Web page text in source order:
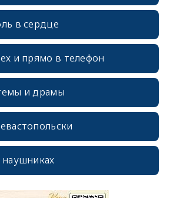
в сердце
и прямо в телефон
и драмы